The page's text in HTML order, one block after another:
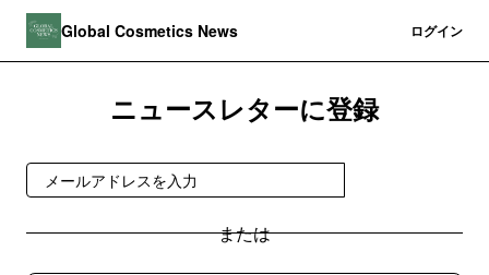
Global Cosmetics News ログイン
ニュースレターに登録